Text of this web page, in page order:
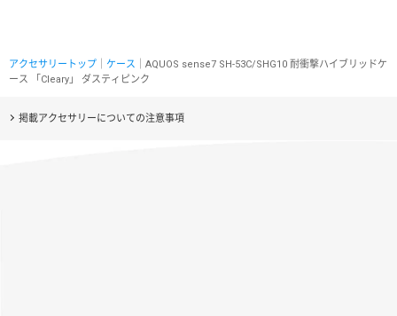
アクセサリートップ ケース ｜AQUOS sense7 SH-53C/SHG10 耐衝撃ハイブリッドケ
ース 「Cleary」 ダスティピンク
掲載アクセサリーについての注意事項